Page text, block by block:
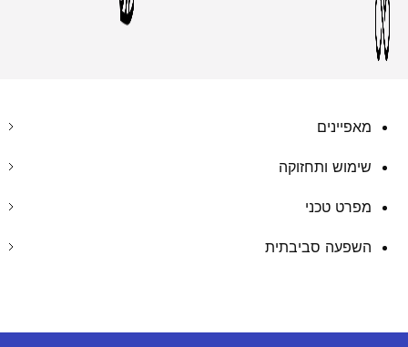
מאפיינים
שימוש ותחזוקה
מפרט טכני
השפעה סביבתית